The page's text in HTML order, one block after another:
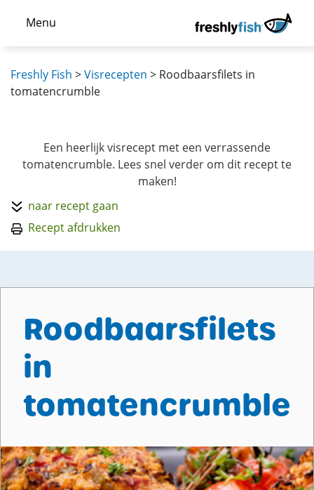
Menu
Freshly Fish >Visrecepten > Roodbaarsfilets in
tomatencrumble
Een heerlijk visrecept met een verrassende
tomatencrumble. Lees snel verder om dit recept te
maken!
naar recept gaan
Recept afdrukken
Roodbaarsfilets
in
tomatencrumble